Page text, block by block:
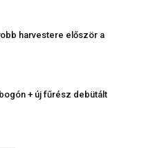
harvestere először a
+ új fűrész debütált